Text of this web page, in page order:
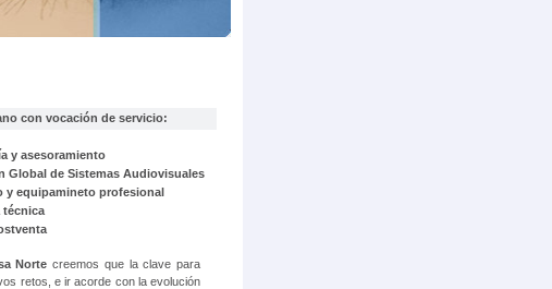
con vocación de servicio:
y asesoramiento
Global de Sistemas Audiovisuales
y equipamineto profesional
técnica
Norte creemos que la clave para
retos, e ir acorde con la evolución